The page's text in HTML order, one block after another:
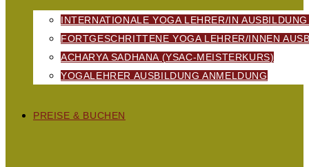
INTERNATIONALE YOGA LEHRER/IN
FORTGESCHRITTENE YOGA LEHRER/INNEN
ACHARYA SADHANA (YSAC-MEISTERKURS)
YOGALEHRER AUSBILDUNG ANMELDUNG
PREISE & BUCHEN